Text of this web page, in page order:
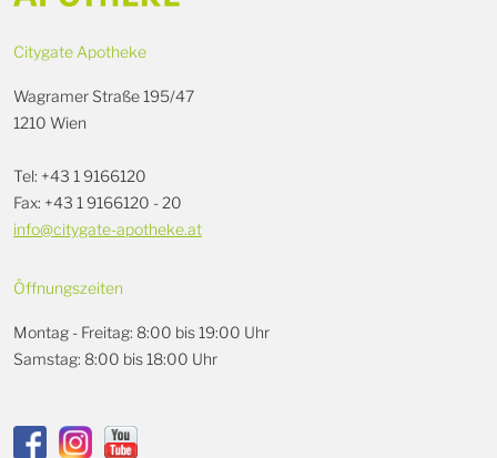
Citygate Apotheke
Wagramer Straße 195/47
1210 Wien
Tel: +43 1 9166120
Fax: +43 1 9166120 - 20
info@citygate-apotheke.at
Öffnungszeiten
Montag - Freitag: 8:00 bis 19:00 Uhr
Samstag: 8:00 bis 18:00 Uhr